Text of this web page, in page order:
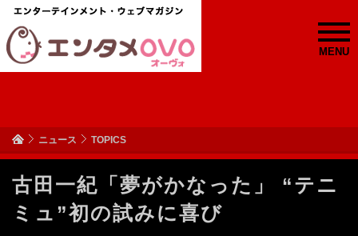
MENU
ニュース TOPICS
古田一紀「夢がかなった」 “テニ
ミュ”初の試みに喜び